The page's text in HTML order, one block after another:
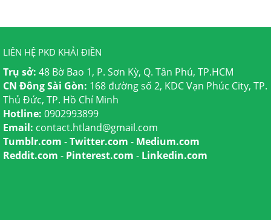
LIÊN HỆ PKD KHẢI ĐIỀN
Trụ sở: 48 Bờ Bao 1, P. Sơn Kỳ, Q. Tân Phú, TP.HCM
CN Đông Sài Gòn: 168 đường số 2, KDC Vạn Phúc City, TP.
Thủ Đức, TP. Hồ Chí Minh
Hotline: 0902993899
Email: contact.htland@gmail.com
Tumblr.com -Twitter.com - Medium.com
Reddit.com - Pinterest.com - Linkedin.com